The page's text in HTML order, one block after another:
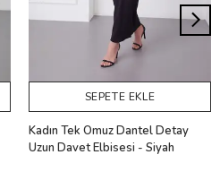
SEPETE EKLE
Kadın Tek Omuz Dantel Detay
Uzun Davet Elbisesi - Siyah